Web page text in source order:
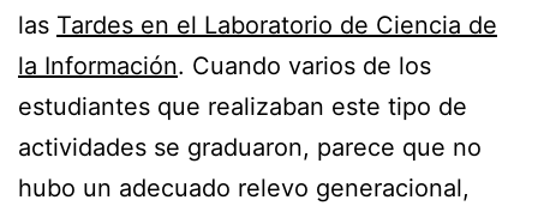
las Tardes en el Laboratorio de Ciencia de
la Información. Cuando varios de los
estudiantes que realizaban este tipo de
actividades se graduaron, parece que no
hubo un adecuado relevo generacional,